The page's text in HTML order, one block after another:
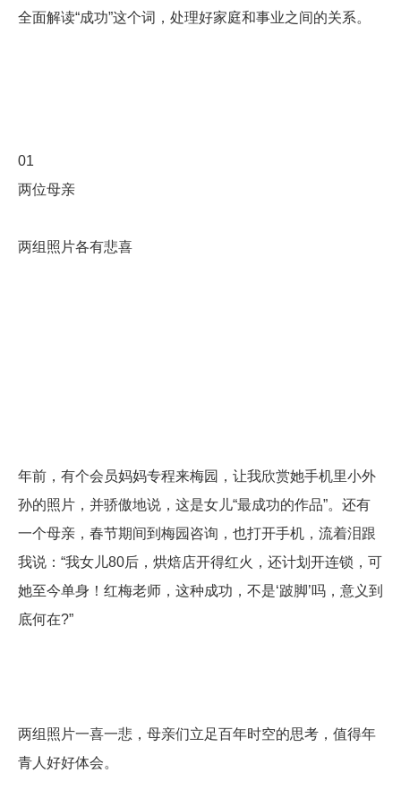
全面解读“成功”这个词，处理好家庭和事业之间的关系。
01
两位母亲
两组照片各有悲喜
年前，有个会员妈妈专程来梅园，让我欣赏她手机里小外
孙的照片，并骄傲地说，这是女儿“最成功的作品”。还有
一个母亲，春节期间到梅园咨询，也打开手机，流着泪跟
我说：“我女儿80后，烘焙店开得红火，还计划开连锁，可
她至今单身！红梅老师，这种成功，不是‘跛脚’吗，意义到
底何在?”
两组照片一喜一悲，母亲们立足百年时空的思考，值得年
青人好好体会。